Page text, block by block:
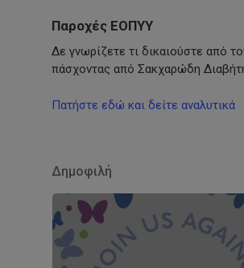
Παροχές ΕΟΠΥΥ
Δε γνωρίζετε τι δικαιούστε από
πάσχοντας από Σακχαρώδη
Πατήστε εδώ και δείτε αναλυτικά
Δημοφιλή